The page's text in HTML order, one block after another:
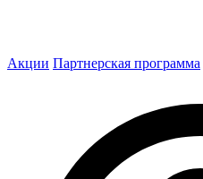
Акции Партнерская программа